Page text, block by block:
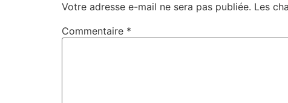
Votre adresse e-mail ne sera pas publiée. Les
Commentaire *